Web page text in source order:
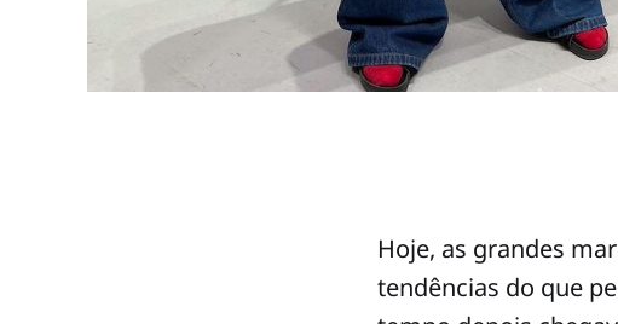
Hoje, as grandes
tendências do que